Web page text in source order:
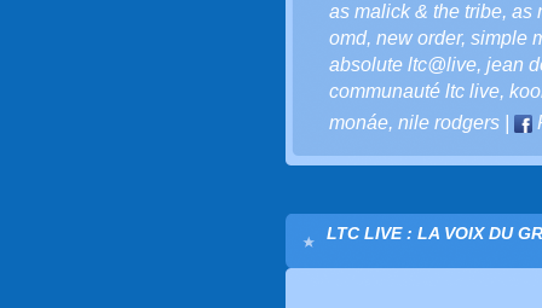
as malick & the tribe, as
omd, new order, simple
absolute ltc@live, jean
communauté ltc live,
monáe, nile rodgers
LTC LIVE : LA VOIX DU